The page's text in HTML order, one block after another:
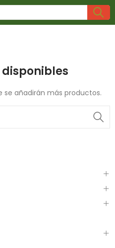
se añadirán más productos.